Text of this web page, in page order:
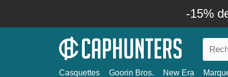
-15%
Casquettes Goorin Bros. New Era